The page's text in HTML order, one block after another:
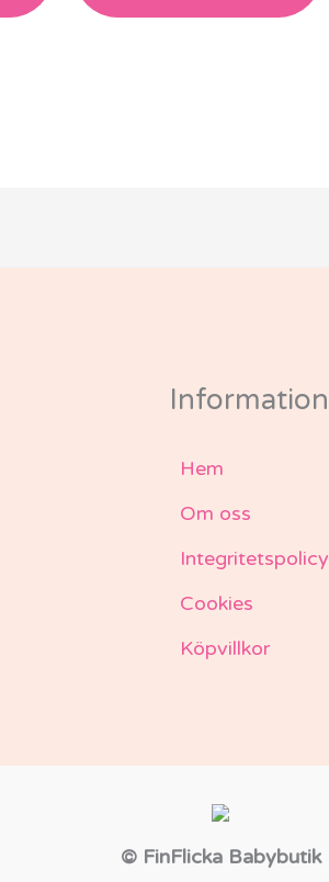
Information
Hem
Om oss
Integritetspolicy
Cookies
Köpvillkor
© FinFlicka Babybutik